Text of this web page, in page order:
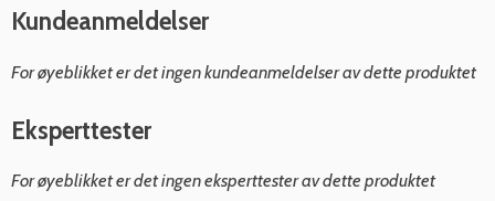
Kundeanmeldelser
For øyeblikket er det ingen kundeanmeldelser av dette produktet
Eksperttester
For øyeblikket er det ingen eksperttester av dette produktet